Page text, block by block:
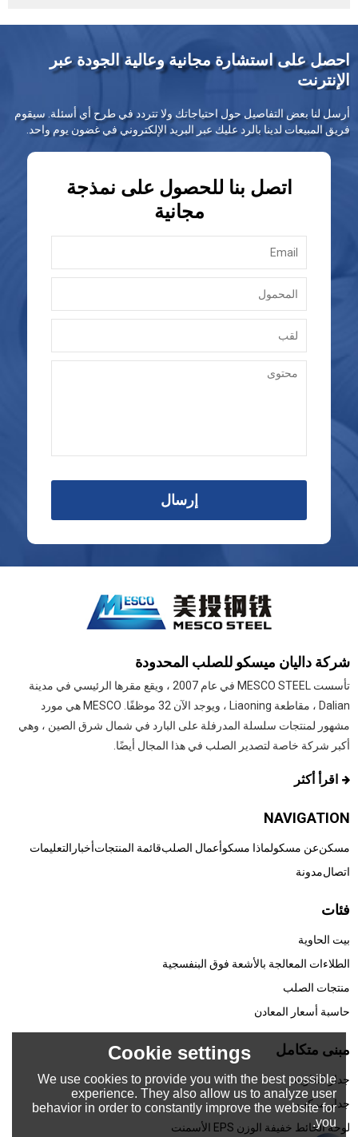
احصل على استشارة مجانية وعالية الجودة عبر
الإنترنت
أرسل لنا بعض التفاصيل حول احتياجاتك ولا تتردد في طرح أي أسئلة. سيقوم
فريق المبيعات لدينا بالرد عليك عبر البريد الإلكتروني في غضون يوم واحد.
اتصل بنا للحصول على نمذجة
مجانية
إرسال
شركة داليان ميسكو للصلب المحدودة
تأسست MESCO STEEL في عام 2007 ، ويقع مقرها الرئيسي في مدينة
Dalian ، مقاطعة Liaoning ، ويوجد الآن 32 موظفًا. MESCO هي مورد
مشهور لمنتجات سلسلة المدرفلة على البارد في شمال شرق الصين ، وهي
أكبر شركة خاصة لتصدير الصلب في هذا المجال أيضًا.
اقرأ أكثر
NAVIGATION
مسكنعن مسكولماذا مسكوأعمال الصلبقائمة المنتجاتأخبار التعليمات
اتصالمدونة
فئات
بيت الحاوية
الطلاءات المعالجة بالأشعة فوق البنفسجية
منتجات الصلب
حاسبة أسعار المعادن
مبنى متكامل
جدار الحاوية
جدار مركب
لوحة الحائط خفيفة الوزن EPS الأسمنت
Cookie settings
We use cookies to provide you with the best possible
experience. They also allow us to analyze user
behavior in order to constantly improve the website for
you.